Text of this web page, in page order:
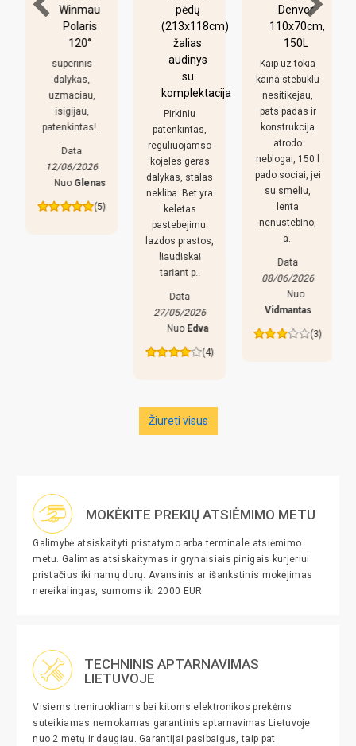
Winmau
Polaris
120°
superinis
dalykas,
uzmaciau,
isigijau,
patenkintas!..
Data
12/06/2026
NuoGlenas
(5)
pėdų
(213x118cm)
žalias
audinys
su
komplektacija
Pirkiniu
patenkintas,
reguliuojamso
kojeles geras
dalykas, stalas
nekliba. Bet yra
keletas
pastebejimu:
lazdos prastos,
liaudiskai
tariant p..
Data
27/05/2026
Nuo Edva
(4)
Denver
110x70cm,
150L
Kaip uz tokia
kaina stebuklu
nesitikejau,
pats padas ir
konstrukcija
atrodo
neblogai, 150 l
pado sociai, jei
su smeliu,
lenta
nenustebino,
a..
Data
08/06/2026
Nuo
Vidmantas
(3)
Žiureti visus
MOKĖKITE PREKIŲ ATSIĖMIMO METU
Galimybė atsiskaityti pristatymo arba terminale atsiėmimo
metu. Galimas atsiskaitymas ir grynaisiais pinigais kurjeriui
pristačius iki namų durų. Avansinis ar išankstinis mokėjimas
nereikalingas, sumoms iki 2000 EUR.
TECHNINIS APTARNAVIMAS
LIETUVOJE
Visiems treniruokliams bei kitoms elektronikos prekėms
suteikiamas nemokamas garantinis aptarnavimas Lietuvoje
nuo 2 metų ir daugiau. Garantijai pasibaigus, taip pat